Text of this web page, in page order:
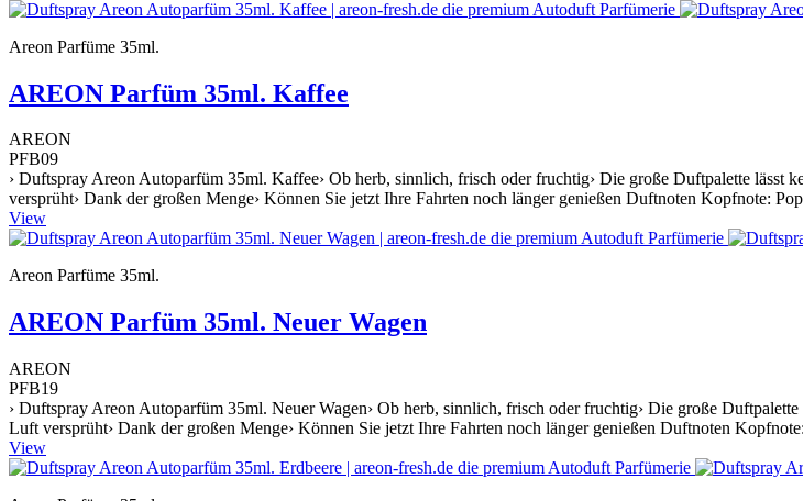
Areon Parfüme 35ml.
AREON Parfüm 35ml. Kaffee
AREON
PFB09
› Duftspray Areon Autoparfüm 35ml. Kaffee› Ob herb, sinnlich, frisch oder fruchtig› Die große Duftpalette lässt
versprüht› Dank der großen Menge› Können Sie jetzt Ihre Fahrten noch länger genießen Duftnoten Kopfnote:
View
Areon Parfüme 35ml.
AREON Parfüm 35ml. Neuer Wagen
AREON
PFB19
› Duftspray Areon Autoparfüm 35ml. Neuer Wagen› Ob herb, sinnlich, frisch oder fruchtig› Die große
Luft versprüht› Dank der großen Menge› Können Sie jetzt Ihre Fahrten noch länger genießen Duftnoten
View